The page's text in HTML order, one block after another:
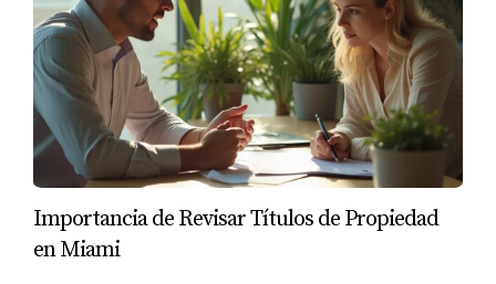
Importancia de Revisar Títulos de Propiedad
en Miami